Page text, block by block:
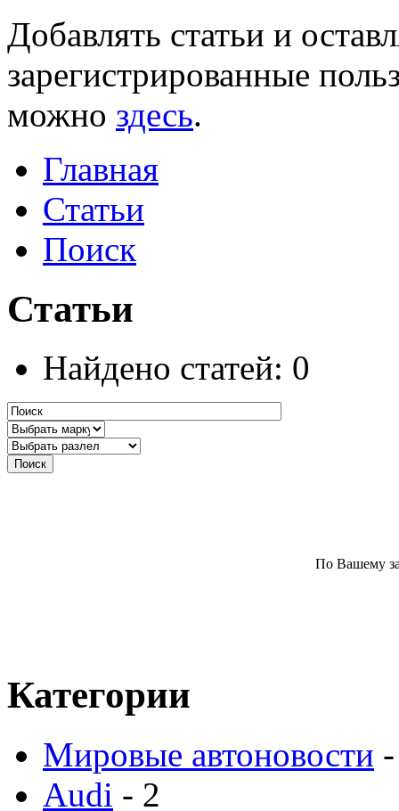
Добавлять статьи и
зарегистрированные
можно здесь.
Главная
Статьи
Поиск
Статьи
Найдено статей: 0
По Вашему
Категории
Мировые автоновости
Audi - 2